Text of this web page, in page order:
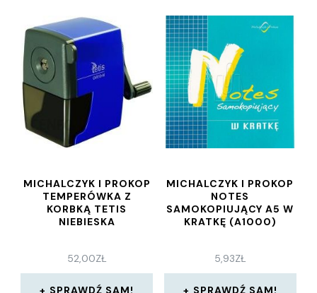
MICHALCZYK I PROKOP
TEMPERÓWKA Z
KORBKĄ TETIS
NIEBIESKA
52,00ZŁ
SPRAWDŹ SAM!
MICHALCZYK I PROKOP
NOTES
SAMOKOPIUJĄCY A5 W
KRATKĘ (A1000)
5,93ZŁ
SPRAWDŹ SAM!